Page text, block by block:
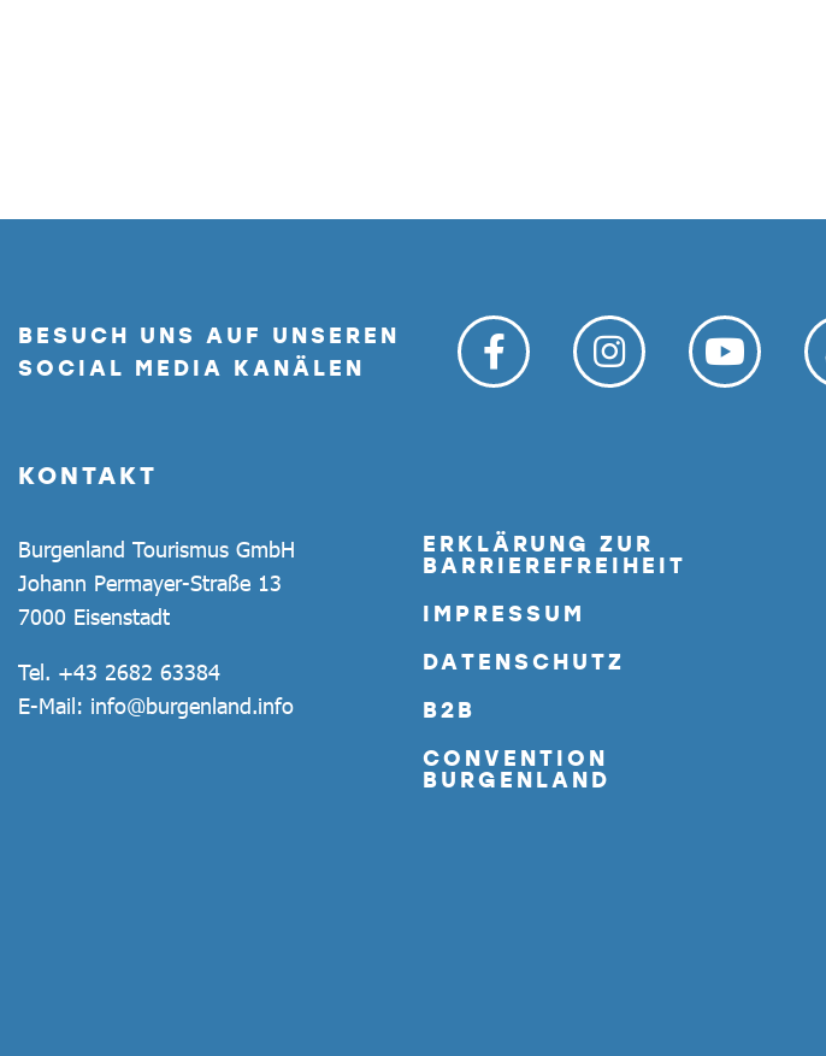
BESUCH UNS AUF UNSEREN
SOCIAL MEDIA KANÄLEN
KONTAKT
Burgenland Tourismus GmbH
Johann Permayer-Straße 13
7000 Eisenstadt
Tel. +43 2682 63384
E-Mail: info@burgenland.info
ERKLÄRUNG ZUR
BARRIEREFREIHEIT
IMPRESSUM
DATENSCHUTZ
B2B
CONVENTION
BURGENLAND